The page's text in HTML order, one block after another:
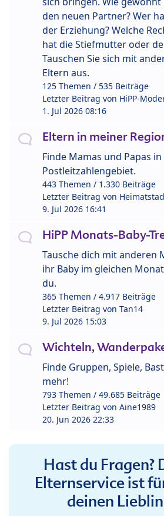
den neuen Partner? Wer
der Erziehung? Welche
hat die Stiefmutter oder
Tauschen Sie sich mit
Eltern aus.
125 Themen / 535 Beiträge
Letzter Beitrag von HiPP-
1. Jul 2026 08:16
Eltern in meiner
Finde Mamas und Papas
Postleitzahlengebiet.
443 Themen / 1.330 Beiträge
Letzter Beitrag von
9. Jul 2026 16:41
HiPP Monats-Baby-
Tausche dich mit anderen
ihr Baby im gleichen
du.
365 Themen / 4.917 Beiträge
Letzter Beitrag von Tan14
9. Jul 2026 15:03
Wichteln,
Finde Gruppen, Spiele,
mehr!
793 Themen / 49.685 Beiträge
Letzter Beitrag von Aine1989
20. Jun 2026 22:33
Hast du Fragen?
Elternservice ist
deinen